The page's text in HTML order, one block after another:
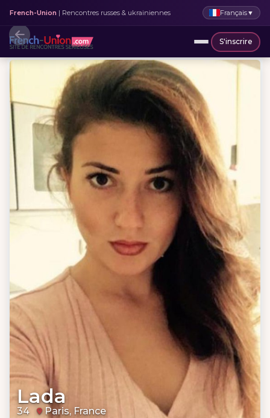
French-Union | Rencontres russes & ukrainiennes Français▼
S'inscrire
Lada
34 Paris, France